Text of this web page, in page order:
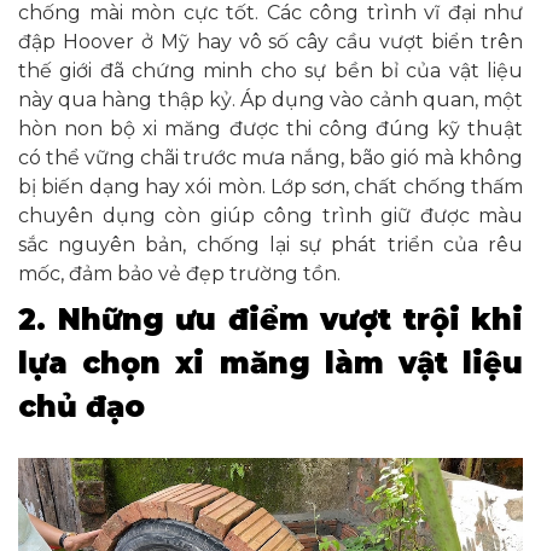
chống mài mòn cực tốt. Các công trình vĩ đại như
đập Hoover ở Mỹ hay vô số cây cầu vượt biển trên
thế giới đã chứng minh cho sự bền bỉ của vật liệu
này qua hàng thập kỷ. Áp dụng vào cảnh quan, một
hòn non bộ xi măng được thi công đúng kỹ thuật
có thể vững chãi trước mưa nắng, bão gió mà không
bị biến dạng hay xói mòn. Lớp sơn, chất chống thấm
chuyên dụng còn giúp công trình giữ được màu
sắc nguyên bản, chống lại sự phát triển của rêu
mốc, đảm bảo vẻ đẹp trường tồn.
2. Những ưu điểm vượt trội khi
lựa chọn xi măng làm vật liệu
chủ đạo